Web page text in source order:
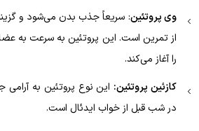
وی پروتئین: سریعاً جذب بدن می‌شود و
از تمرین است. این پروتئین به سرعت به
را آغاز می‌کند.
کازئین پروتئین: این نوع پروتئین به
در شب قبل از خواب ایدئال است.